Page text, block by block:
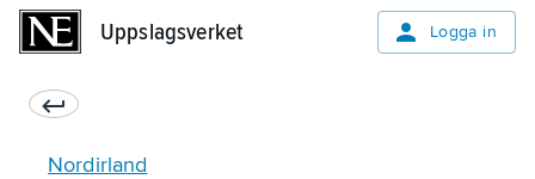
Uppslagsverket Logga in
Nordirland